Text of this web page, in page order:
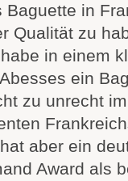
Baguette in
Qualität zu
in einem
ein
zu unrecht
aber ein
Award als